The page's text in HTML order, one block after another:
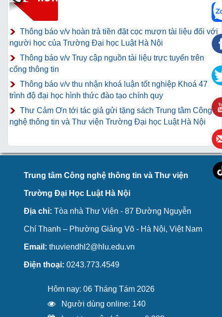
Thông báo v/v hoàn trả tiền đặt cọc mượn tài liệu đối với
người học của Trường Đại học Luật Hà Nội
Thông báo v/v Truy cập nguồn tài liệu trực tuyến trên
cổng thông tin
Thông báo v/v thu nhận khoá luận tốt nghiệp Khoá 47
trình độ đại học hình thức đào tạo chính quy
Thư Cảm Ơn tới tác giả gửi tặng sách Trung tâm Công
nghệ thông tin và Thư viện Trường Đại học Luật Hà Nội
Trung tâm Công nghệ thông tin và Thư viện
Trường Đại Học Luật Hà Nội
Địa chỉ: Tòa nhà Thư Viện - 87 Đường Nguyễn
Chí Thanh – Phường Giảng Võ - Hà Nội, Việt Nam
Email: thuviendhl2@hlu.edu.vn
Điện thoại: 0243.773.4549
Hôm nay: 06 Tháng Tám 2026
Người dùng online: 140